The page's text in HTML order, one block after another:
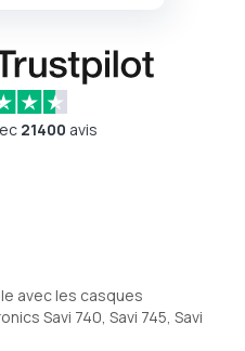
21400 avis
avec les casques
Savi 740, Savi 745, Savi